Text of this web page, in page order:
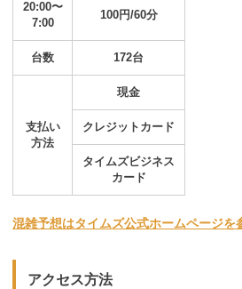
20:00〜
7:00
100円/60分
台数 172台
支払い
方法
現金
クレジットカード
タイムズビジネス
カード
混雑予想はタイムズ公式ホームページを
アクセス方法